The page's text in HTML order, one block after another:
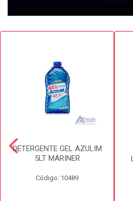
DETERGENTE GEL AZULIM
5LT MARINER
Código: 10489